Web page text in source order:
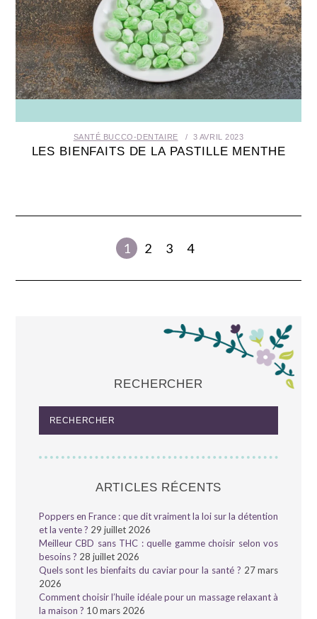
SANTÉ BUCCO-DENTAIRE 3 AVRIL 2023
LES BIENFAITS DE LA PASTILLE MENTHE
1 2 3 4
RECHERCHER
ARTICLES RÉCENTS
Poppers en France : que dit vraiment la loi sur la détention
et la vente ? 29 juillet 2026
Meilleur CBD sans THC : quelle gamme choisir selon vos
besoins ? 28 juillet 2026
Quels sont les bienfaits du caviar pour la santé ? 27 mars
2026
Comment choisir l’huile idéale pour un massage relaxant à
la maison ? 10 mars 2026